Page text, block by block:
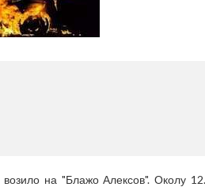
на "Блажо Алексов". Околу